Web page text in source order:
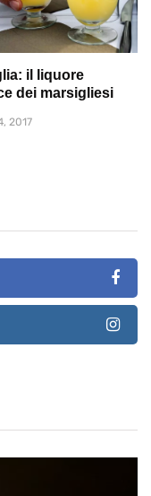
il liquore
dei marsigliesi
2017